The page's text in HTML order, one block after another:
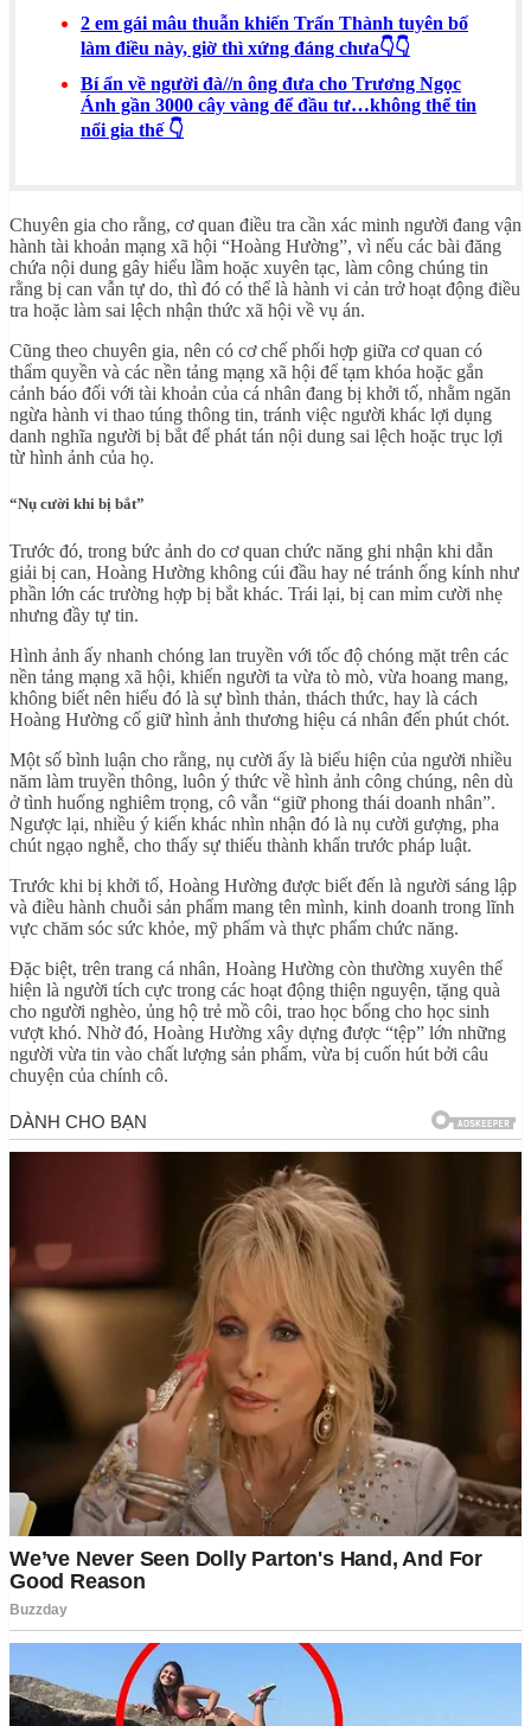
2 em gái mâu thuẫn khiến Trấn Thành tuyên bố
làm điều này, giờ thì xứng đáng chưa👇👇
Bí ẩn về người đà//n ông đưa cho Trương Ngọc
Ánh gần 3000 cây vàng để đầu tư…không thể tin
nổi gia thế 👇
Chuyên gia cho rằng, cơ quan điều tra cần xác minh người đang vận
hành tài khoản mạng xã hội “Hoàng Hường”, vì nếu các bài đăng
chứa nội dung gây hiểu lầm hoặc xuyên tạc, làm công chúng tin
rằng bị can vẫn tự do, thì đó có thể là hành vi cản trở hoạt động điều
tra hoặc làm sai lệch nhận thức xã hội về vụ án.
Cũng theo chuyên gia, nên có cơ chế phối hợp giữa cơ quan có
thẩm quyền và các nền tảng mạng xã hội để tạm khóa hoặc gắn
cảnh báo đối với tài khoản của cá nhân đang bị khởi tố, nhằm ngăn
ngừa hành vi thao túng thông tin, tránh việc người khác lợi dụng
danh nghĩa người bị bắt để phát tán nội dung sai lệch hoặc trục lợi
từ hình ảnh của họ.
“Nụ cười khi bị bắt”
Trước đó, trong bức ảnh do cơ quan chức năng ghi nhận khi dẫn
giải bị can, Hoàng Hường không cúi đầu hay né tránh ống kính như
phần lớn các trường hợp bị bắt khác. Trái lại, bị can mỉm cười nhẹ
nhưng đầy tự tin.
Hình ảnh ấy nhanh chóng lan truyền với tốc độ chóng mặt trên các
nền tảng mạng xã hội, khiến người ta vừa tò mò, vừa hoang mang,
không biết nên hiểu đó là sự bình thản, thách thức, hay là cách
Hoàng Hường cố giữ hình ảnh thương hiệu cá nhân đến phút chót.
Một số bình luận cho rằng, nụ cười ấy là biểu hiện của người nhiều
năm làm truyền thông, luôn ý thức về hình ảnh công chúng, nên dù
ở tình huống nghiêm trọng, cô vẫn “giữ phong thái doanh nhân”.
Ngược lại, nhiều ý kiến khác nhìn nhận đó là nụ cười gượng, pha
chút ngạo nghễ, cho thấy sự thiếu thành khẩn trước pháp luật.
Trước khi bị khởi tố, Hoàng Hường được biết đến là người sáng lập
và điều hành chuỗi sản phẩm mang tên mình, kinh doanh trong lĩnh
vực chăm sóc sức khỏe, mỹ phẩm và thực phẩm chức năng.
Đặc biệt, trên trang cá nhân, Hoàng Hường còn thường xuyên thể
hiện là người tích cực trong các hoạt động thiện nguyện, tặng quà
cho người nghèo, ủng hộ trẻ mồ côi, trao học bổng cho học sinh
vượt khó. Nhờ đó, Hoàng Hường xây dựng được “tệp” lớn những
người vừa tin vào chất lượng sản phẩm, vừa bị cuốn hút bởi câu
chuyện của chính cô.